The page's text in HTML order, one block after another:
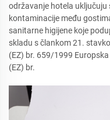
održavanje hotela
kontaminacije među
sanitarne higijene koje
skladu s člankom 21.
(EZ) br. 659/1999
(EZ) br.